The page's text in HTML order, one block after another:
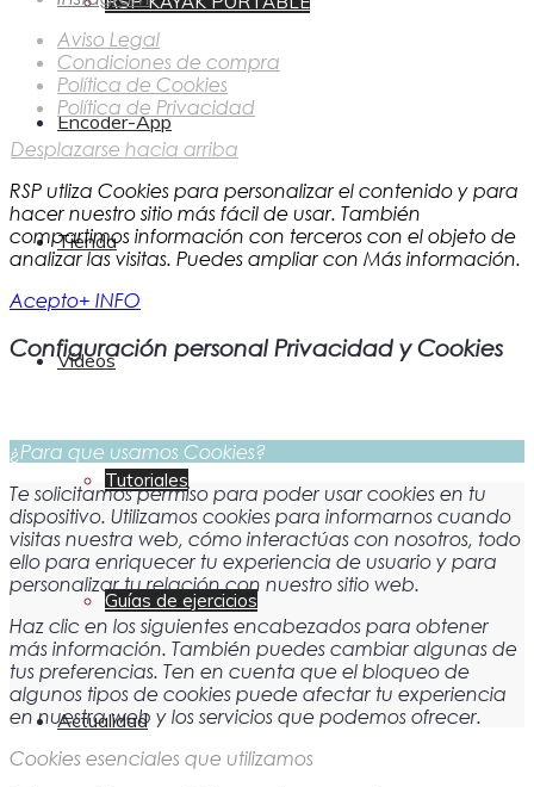
Encoder-App
Tienda
Vídeos
Tutoriales
Guías de ejercicios
Actualidad
Aviso Legal
Condiciones de compra
Política de Cookies
Política de Privacidad
Desplazarse hacia arriba
RSP utliza Cookies para personalizar el contenido y para
hacer nuestro sitio más fácil de usar. También
compartimos información con terceros con el objeto de
analizar las visitas. Puedes ampliar con Más información.
Acepto+ INFO
Configuración personal Privacidad y Cookies
¿Para que usamos Cookies?
Te solicitamos permiso para poder usar cookies en tu
dispositivo. Utilizamos cookies para informarnos cuando
visitas nuestra web, cómo interactúas con nosotros, todo
ello para enriquecer tu experiencia de usuario y para
personalizar tu relación con nuestro sitio web.
Haz clic en los siguientes encabezados para obtener
más información. También puedes cambiar algunas de
tus preferencias. Ten en cuenta que el bloqueo de
algunos tipos de cookies puede afectar tu experiencia
en nuestra web y los servicios que podemos ofrecer.
Cookies esenciales que utilizamos